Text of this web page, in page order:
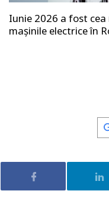
Iunie 2026 a fost
mașinile electrice în